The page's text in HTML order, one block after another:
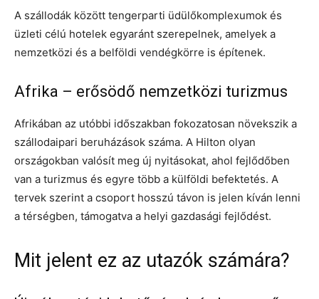
A szállodák között tengerparti üdülőkomplexumok és
üzleti célú hotelek egyaránt szerepelnek, amelyek a
nemzetközi és a belföldi vendégkörre is építenek.
Afrika – erősödő nemzetközi turizmus
Afrikában az utóbbi időszakban fokozatosan növekszik a
szállodaipari beruházások száma. A Hilton olyan
országokban valósít meg új nyitásokat, ahol fejlődőben
van a turizmus és egyre több a külföldi befektetés. A
tervek szerint a csoport hosszú távon is jelen kíván lenni
a térségben, támogatva a helyi gazdasági fejlődést.
Mit jelent ez az utazók számára?